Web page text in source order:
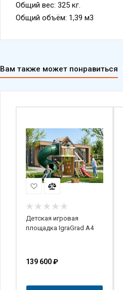
Общий вес: 325 кг.
Общий объём: 1,39 м3
Вам также может понравиться
Детская игровая
площадка IgraGrad А4
139 600₽